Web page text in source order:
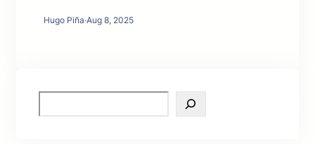
Hugo Piña·Aug 8, 2025
e